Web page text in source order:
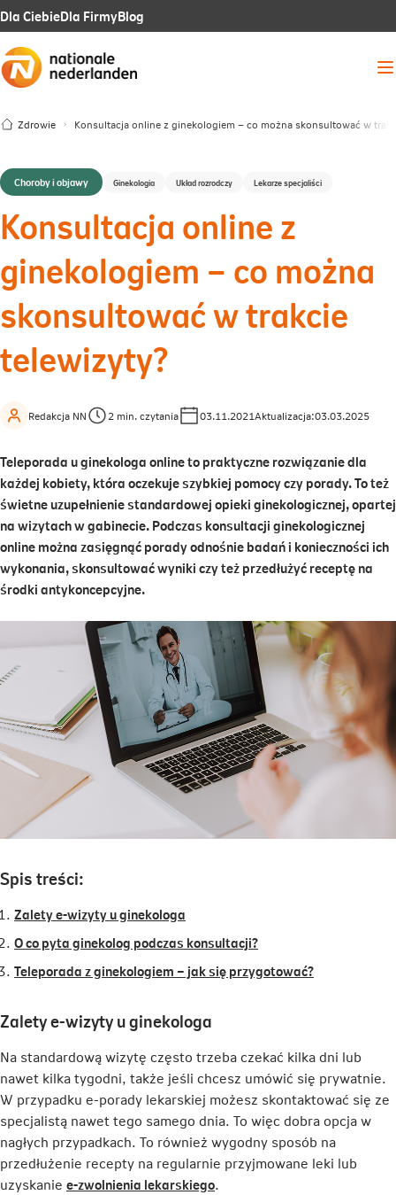
Dla CiebieLink
się
karcie
Dla FirmyLink
się
Blog
Zdrowie Konsultacja online z ginekologiem – co można skonsultować w
Choroby i objawy Ginekologia Układ rozrodczy Lekarze specjaliści
Konsultacja online z
ginekologiem – co można
skonsultować w trakcie
telewizyty?
Redakcja NN 2 min. czytania 03.11.2021Aktualizacja:03.03.2025
Teleporada u ginekologa online to praktyczne rozwiązanie dla
każdej kobiety, która oczekuje szybkiej pomocy czy porady. To też
świetne uzupełnienie standardowej opieki ginekologicznej, opartej
na wizytach w gabinecie. Podczas konsultacji ginekologicznej
online można zasięgnąć porady odnośnie badań i konieczności ich
wykonania, skonsultować wyniki czy też przedłużyć receptę na
środki antykoncepcyjne.
Spis treści:
Zalety e-wizyty u ginekologa
O co pyta ginekolog podczas konsultacji?
Teleporada z ginekologiem – jak się przygotować?
Zalety e-wizyty u ginekologa
Na standardową wizytę często trzeba czekać kilka dni lub
nawet kilka tygodni, także jeśli chcesz umówić się prywatnie.
W przypadku e-porady lekarskiej możesz skontaktować się ze
specjalistą nawet tego samego dnia. To więc dobra opcja w
nagłych przypadkach. To również wygodny sposób na
przedłużenie recepty na regularnie przyjmowane leki lub
uzyskanie e-zwolnienia lekarskiegoLink
.